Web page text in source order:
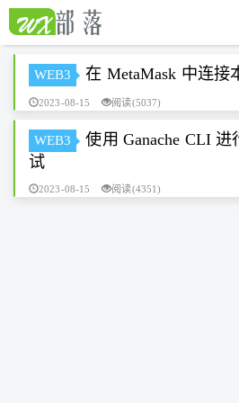
WEB3 在 MetaMask 中连接
2023-08-15 阅读(5037)
WEB3
使用 Ganache CLI
试
2023-08-15 阅读(4351)